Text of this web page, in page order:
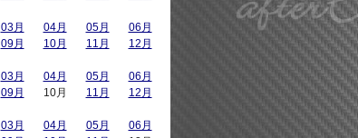
03月 04月 05月
06月
09月 10月 11月
12月
03月 04月 05月
06月
09月 10月 11月
12月
03月 04月 05月
06月